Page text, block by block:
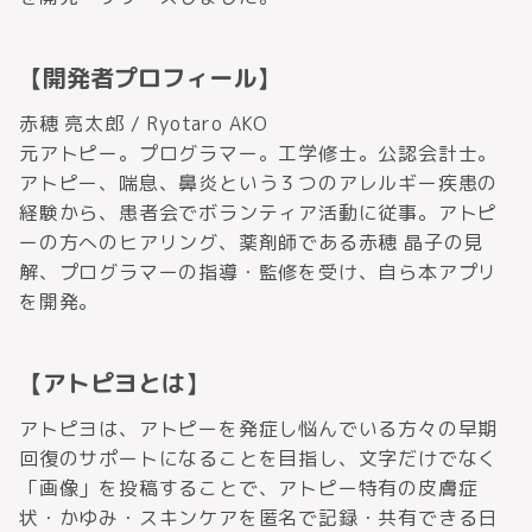
【開発者プロフィール】
赤穂 亮太郎 / Ryotaro AKO
元アトピー。プログラマー。工学修士。公認会計士。
アトピー、喘息、鼻炎という３つのアレルギー疾患の
経験から、患者会でボランティア活動に従事。アトピ
ーの方へのヒアリング、薬剤師である赤穂 晶子の見
解、プログラマーの指導・監修を受け、自ら本アプリ
を開発。
【アトピヨとは】
アトピヨは、アトピーを発症し悩んでいる方々の早期
回復のサポートになることを目指し、文字だけでなく
「画像」を投稿することで、アトピー特有の皮膚症
状・かゆみ・スキンケアを匿名で記録・共有できる日